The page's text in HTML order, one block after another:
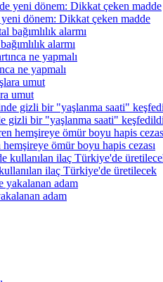
dönem: Dikkat çeken madde
alarmı
ne yapmalı
umut
gizli bir "yaşlanma saati"
hemşireye ömür boyu hapis cezası
ilaç Türkiye'de üretilecek
adam